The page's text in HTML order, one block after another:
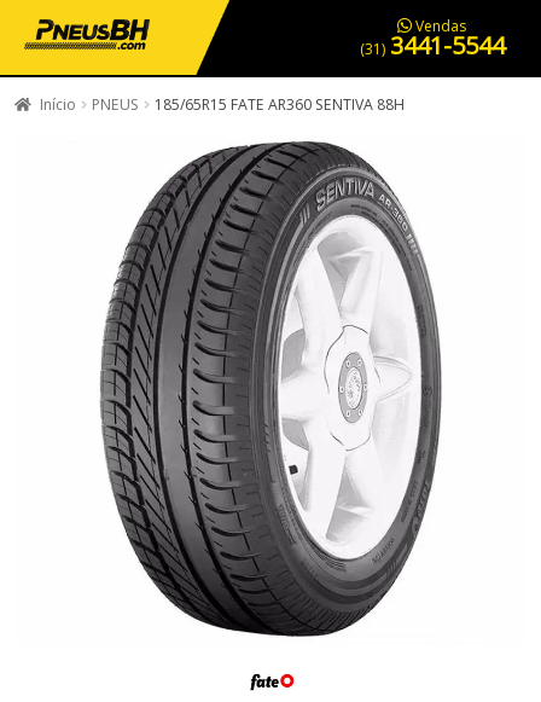
PNEUS EM OFERTA SERVIÇOS AUTOMOTIVOS NOSSA LOJA
Vendas
(31) 3441-5544
Início PNEUS 185/65R15 FATE AR360 SENTIVA 88H